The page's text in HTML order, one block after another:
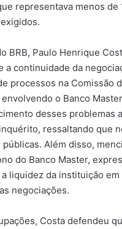
representava menos de
BRB, Paulo Henrique
a continuidade da
processos na Comissão
o Banco
desses problemas
ressaltando que
Além disso,
do Banco Master,
liquidez da instituição em
negociações.
Costa defendeu